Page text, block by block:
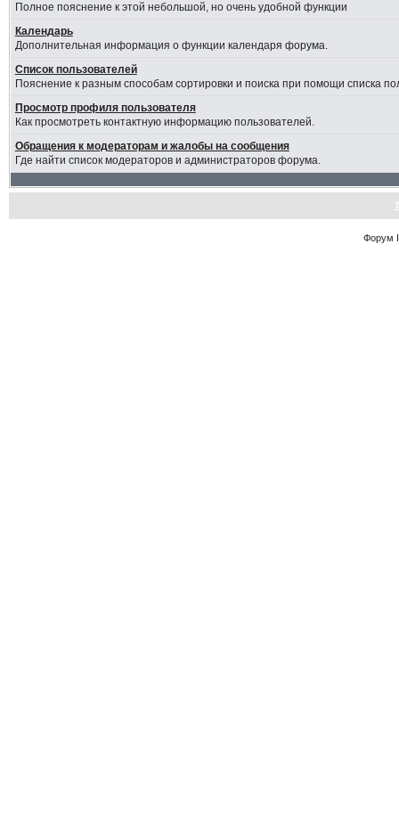
Полное пояснение к этой небольшой, но очень удобной функции
Календарь
Дополнительная информация о функции календаря форума.
Список пользователей
Пояснение к разным способам сортировки и поиска при помощи списка
Просмотр профиля пользователя
Как просмотреть контактную информацию пользователей.
Обращения к модераторам и жалобы на сообщения
Где найти список модераторов и администраторов форума.
Форум